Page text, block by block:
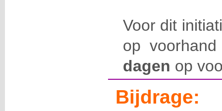
Voor dit
op
dagen op
Bijdrage: